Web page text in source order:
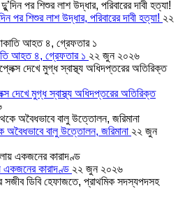
পর শিশুর লাশ উদ্ধার, পরিবারের দাবী হত্যা! ২২
আহত ৪, গ্রেফতার ১ ২২ জুন ২০২৬
দেখে মুগ্ধ স্বাস্থ্য অধিদপ্তরের অতিরিক্ত
অবৈধভাবে বালু উত্তোলন, জরিমানা ২২ জুন
একজনের কারাদণ্ড ২২ জুন ২০২৬